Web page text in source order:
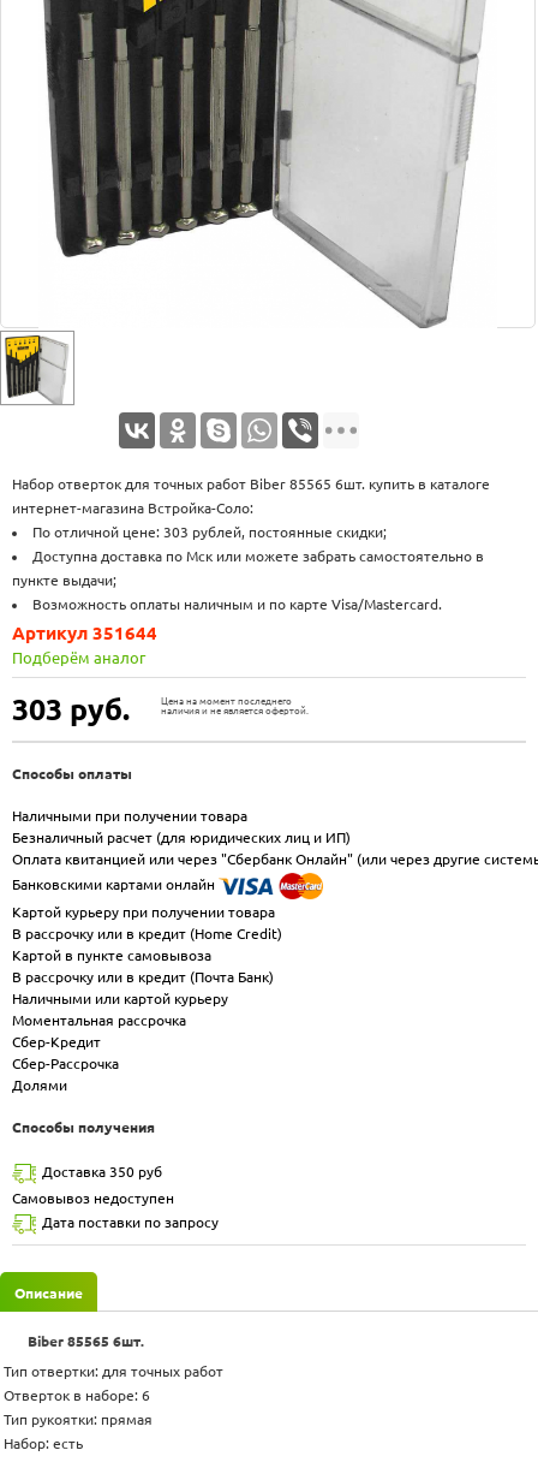
Оплата
Доставка
Возврат
Контакты
Набор отверток для точных работ Biber 85565 6шт. купить в каталоге
интернет-магазина Встройка-Соло:
По отличной цене: 303 рублей, постоянные скидки;
Доступна доставка по Мск или можете забрать самостоятельно в
пункте выдачи;
Возможность оплаты наличным и по карте Visa/Mastercard.
303 руб.
Цена на момент последнего
наличия и не является офертой.
Артикул 351644
Подберём аналог
Способы оплаты
Наличными при получении товара
Безналичный расчет (для юридических лиц и ИП)
Оплата квитанцией или через "Сбербанк Онлайн" (или через другие
Банковскими картами онлайн
Картой курьеру при получении товара
В рассрочку или в кредит (Home Credit)
Картой в пункте самовывоза
В рассрочку или в кредит (Почта Банк)
Наличными или картой курьеру
Моментальная рассрочка
Сбер-Кредит
Сбер-Рассрочка
Долями
Способы получения
Доставка 350 руб
Самовывоз недоступен
Дата поставки по запросу
Описание
Biber 85565 6шт.
Тип отвертки: для точных работ
Отверток в наборе: 6
Тип рукоятки: прямая
Набор: есть